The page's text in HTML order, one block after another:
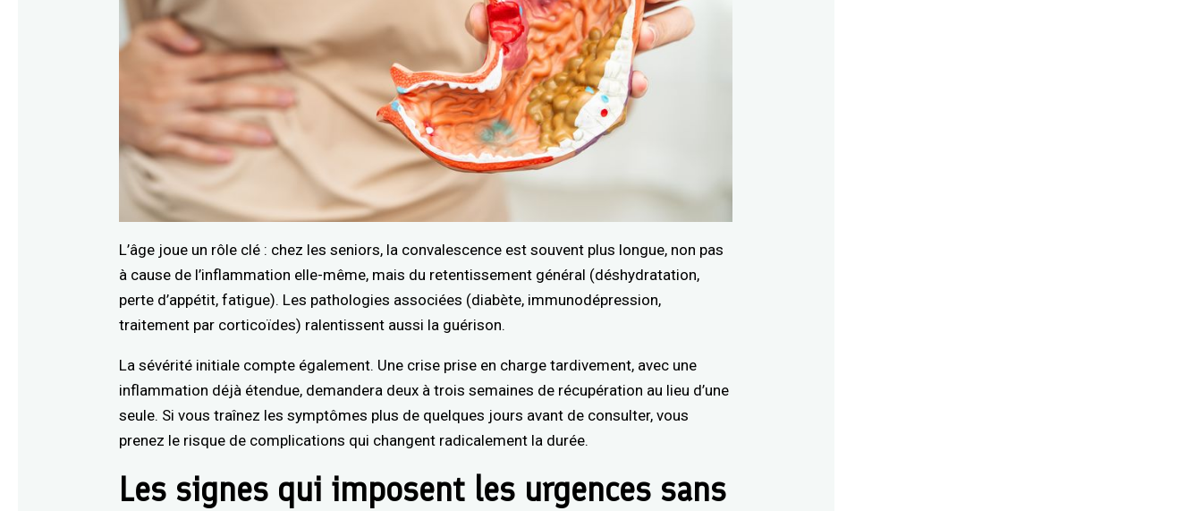
L’âge joue un rôle clé : chez les seniors, la convalescence est souvent plus longue, non pas
à cause de l’inflammation elle-même, mais du retentissement général (déshydratation,
perte d’appétit, fatigue). Les pathologies associées (diabète, immunodépression,
traitement par corticoïdes) ralentissent aussi la guérison.
La sévérité initiale compte également. Une crise prise en charge tardivement, avec une
inflammation déjà étendue, demandera deux à trois semaines de récupération au lieu d’une
seule. Si vous traînez les symptômes plus de quelques jours avant de consulter, vous
prenez le risque de complications qui changent radicalement la durée.
Les signes qui imposent les urgences sans